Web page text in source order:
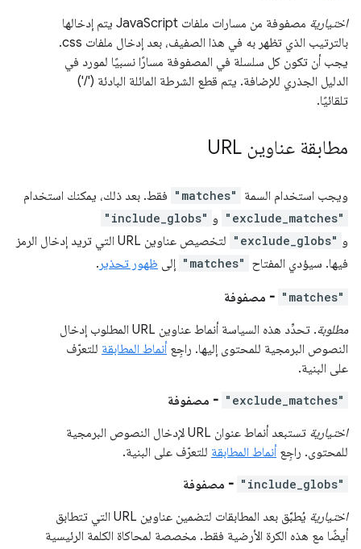
اختيارية
مصفوفة من مسارات ملفات JavaScript يتم إدخالها
بالترتيب الذي تظهر به في هذا الصفيف، بعد إدخال ملفات css.
يجب أن تكون كل سلسلة في المصفوفة مسارًا نسبيًا لمورد في
الدليل الجذري للإضافة. يتم قطع الشرطة المائلة البادئة ('/')
تلقائيًا.
مطابقة عناوين URL
ويجب استخدام السمة "matches" فقط. بعد ذلك، يمكنك استخدام
"exclude_matches" و "include_globs"
و "exclude_globs"
لتخصيص عناوين URL التي تريد إدخال الرمز
فيها. سيؤدي المفتاح "matches" إلى ظهور تحذير .
"matches" - مصفوفة
مطلوبة
. تحدِّد هذه السياسة أنماط عناوين URL المطلوب إدخال
النصوص البرمجية للمحتوى إليها. راجِع أنماط المطابقة للتعرّف
على البنية.
"exclude_matches" - مصفوفة
اختيارية
تستبعد أنماط عنوان URL لإدخال النصوص البرمجية
للمحتوى. راجِع أنماط المطابقة للتعرّف على البنية.
"include_globs" - مصفوفة
اختيارية
يُطبَّق بعد المطابقات لتضمين عناوين URL التي تتطابق
أيضًا مع هذه الكرة الأرضية فقط. مخصصة لمحاكاة الكلمة الرئيسية